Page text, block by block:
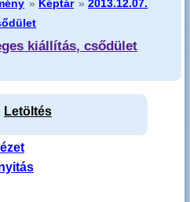
» Képtár »2013.12.07.
kiállítás, csődület
Letöltés